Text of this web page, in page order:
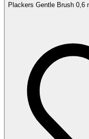
Plackers Gentle Brush 0,6